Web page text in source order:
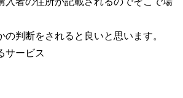
の判断をされると良いと思います。
サービス